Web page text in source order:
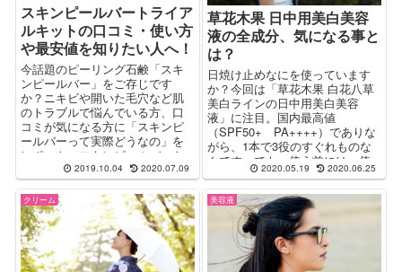
スキンピールバートライア
ルキットの口コミ・使い方
や最安値を知りたい人へ！
今話題のピーリング石鹸「スキ
ンピールバー」をご存じです
か？ニキビや開いた毛穴など肌
のトラブルで悩んでいる方、口
コミが気になる方に「スキンピ
ールバーって実際どうなの」を
レポート。スキンピールバート
ライアルキットの口コミや使い
方、あなたに合ったスキンピー
ルバーはなにか？も解説。さら
に最安値の情報も！
2019.10.04 2020.07.09
草花木果 日中用美白美容
液の全成分、気になる事と
は？
日焼け止めなにを使っています
か？今回は「草花木果 白花八草
美白ラインの日中用美白美容
液」に注目。国内最高値
（SPF50+ PA++++）でありな
がら、1本で3役のすぐれものな
んです。でも、使う前には、使
われている全成分などを知って
液の全成分って？」をレポート
します。
2020.05.19 2020.06.25
クリーム 美容液